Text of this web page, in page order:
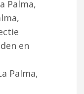
Palma,
en
Palma,